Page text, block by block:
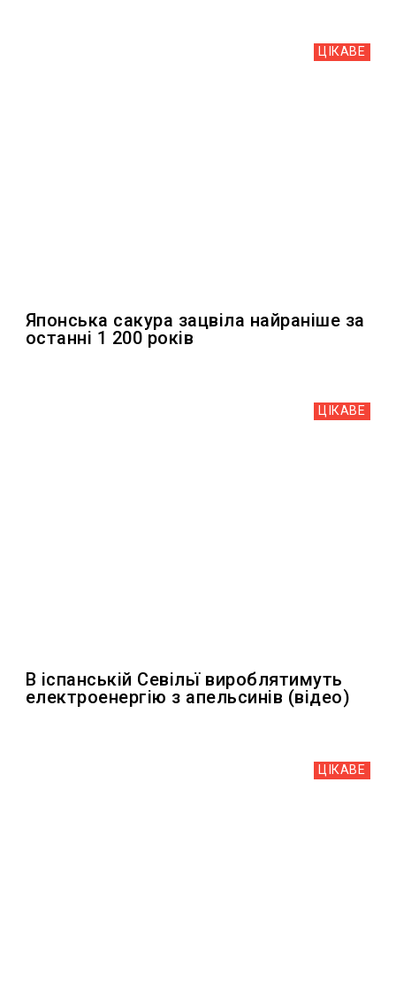
ЦІКАВЕ
Японська сакура зацвіла найраніше за
останні 1 200 років
ЦІКАВЕ
В іспанській Севільї вироблятимуть
електроенергію з апельсинів (відео)
ЦІКАВЕ